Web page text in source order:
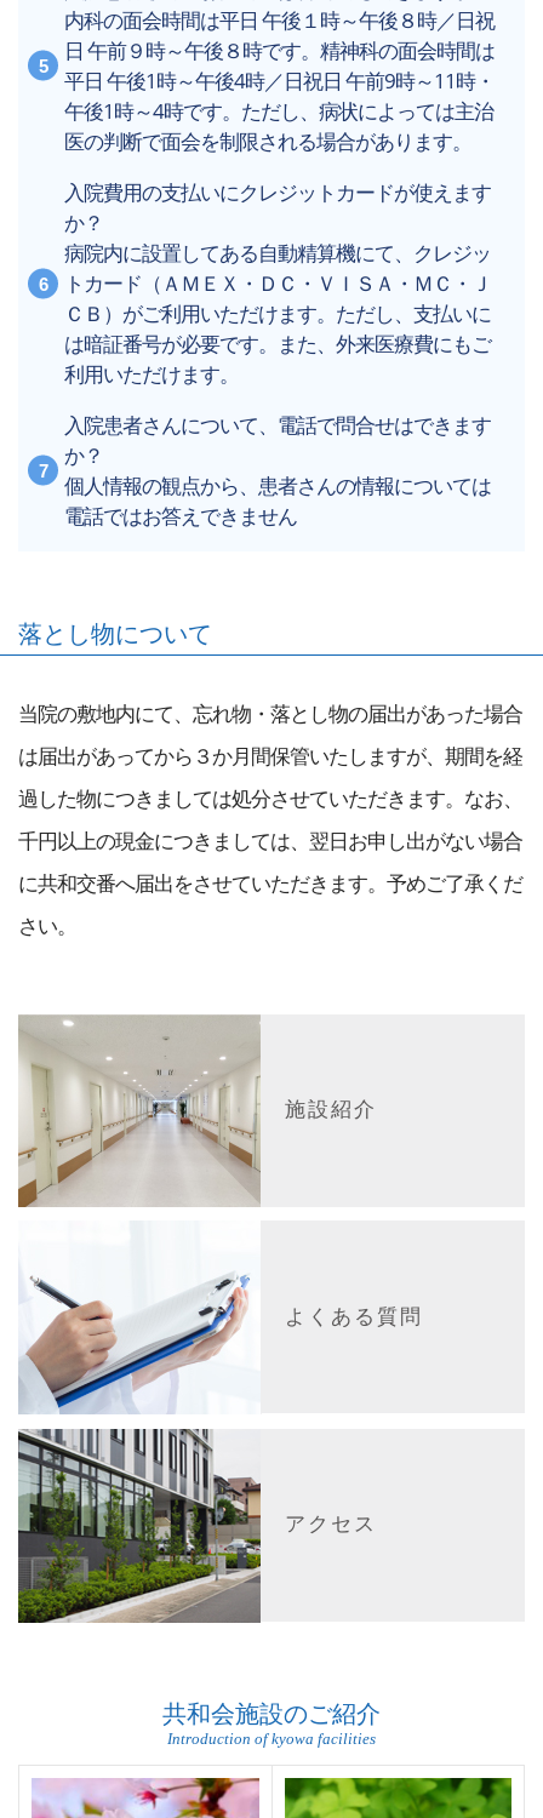
内科の面会時間は平日 午後１時～午後８時／日祝
日 午前９時～午後８時です。精神科の面会時間は
平日 午後1時～午後4時／日祝日 午前9時～11時・
午後1時～4時です。ただし、病状によっては主治
医の判断で面会を制限される場合があります。
入院費用の支払いにクレジットカードが使えます
か？
病院内に設置してある自動精算機にて、クレジッ
トカード（ＡＭＥＸ・ＤＣ・ＶＩＳＡ・ＭＣ・Ｊ
ＣＢ）がご利用いただけます。ただし、支払いに
は暗証番号が必要です。また、外来医療費にもご
利用いただけます。
入院患者さんについて、電話で問合せはできます
か？
個人情報の観点から、患者さんの情報については
電話ではお答えできません
落とし物について
当院の敷地内にて、忘れ物・落とし物の届出があった場合
は届出があってから３か月間保管いたしますが、期間を経
過した物につきましては処分させていただきます。なお、
千円以上の現金につきましては、翌日お申し出がない場合
に共和交番へ届出をさせていただきます。予めご了承くだ
さい。
施設紹介
よくある質問
アクセス
共和会施設のご紹介
Introduction of kyowa facilities